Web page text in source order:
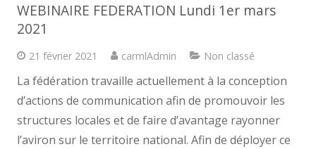
WEBINAIRE FEDERATION Lundi 1er mars
2021
21 février 2021 carmlAdmin Non classé
La fédération travaille actuellement à la conception
d’actions de communication afin de promouvoir les
structures locales et de faire d’avantage rayonner
l’aviron sur le territoire national. Afin de déployer ce